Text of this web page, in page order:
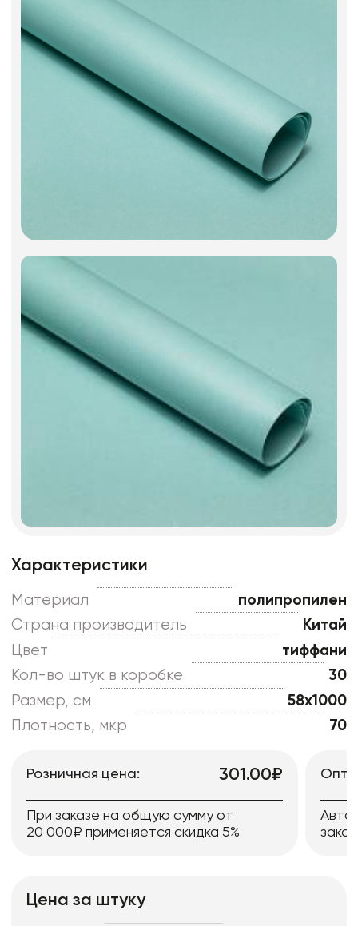
Декоративные вазы, кашпо
Фоамиран
Характеристики
Материал
полипропилен
Страна производитель
Китай
Цвет
тиффани
Кол-во штук в коробке
30
Размер, см
58x1000
Плотность, мкр
70
Розничная цена: 301.00₽
При заказе на общую сумму от
20 000₽ применяется скидка 5%
Цена за штуку